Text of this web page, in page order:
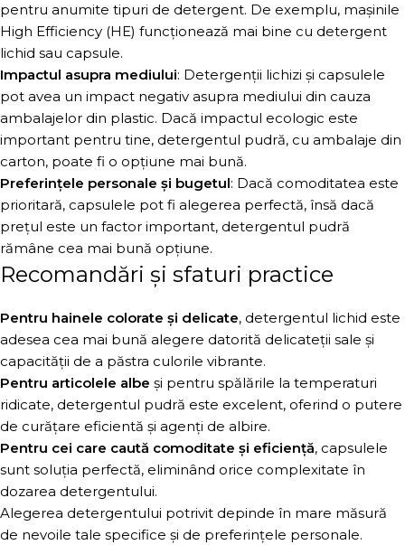
pentru anumite tipuri de detergent. De exemplu, mașinile
High Efficiency (HE) funcționează mai bine cu detergent
lichid sau capsule.
Impactul asupra mediului: Detergenții lichizi și capsulele
pot avea un impact negativ asupra mediului din cauza
ambalajelor din plastic. Dacă impactul ecologic este
important pentru tine, detergentul pudră, cu ambalaje din
carton, poate fi o opțiune mai bună.
Preferințele personale și bugetul: Dacă comoditatea este
prioritară, capsulele pot fi alegerea perfectă, însă dacă
prețul este un factor important, detergentul pudră
rămâne cea mai bună opțiune.
Recomandări și sfaturi practice
Pentru hainele colorate și delicate, detergentul lichid este
adesea cea mai bună alegere datorită delicateții sale și
capacității de a păstra culorile vibrante.
Pentru articolele albe și pentru spălările la temperaturi
ridicate, detergentul pudră este excelent, oferind o putere
de curățare eficientă și agenți de albire.
Pentru cei care caută comoditate și eficiență, capsulele
sunt soluția perfectă, eliminând orice complexitate în
dozarea detergentului.
Alegerea detergentului potrivit depinde în mare măsură
de nevoile tale specifice și de preferințele personale.